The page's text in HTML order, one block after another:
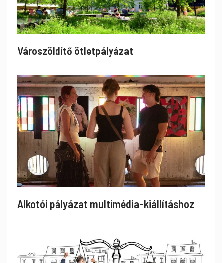
Városzöldítő ötletpályázat
Alkotói pályázat multimédia-kiállításhoz